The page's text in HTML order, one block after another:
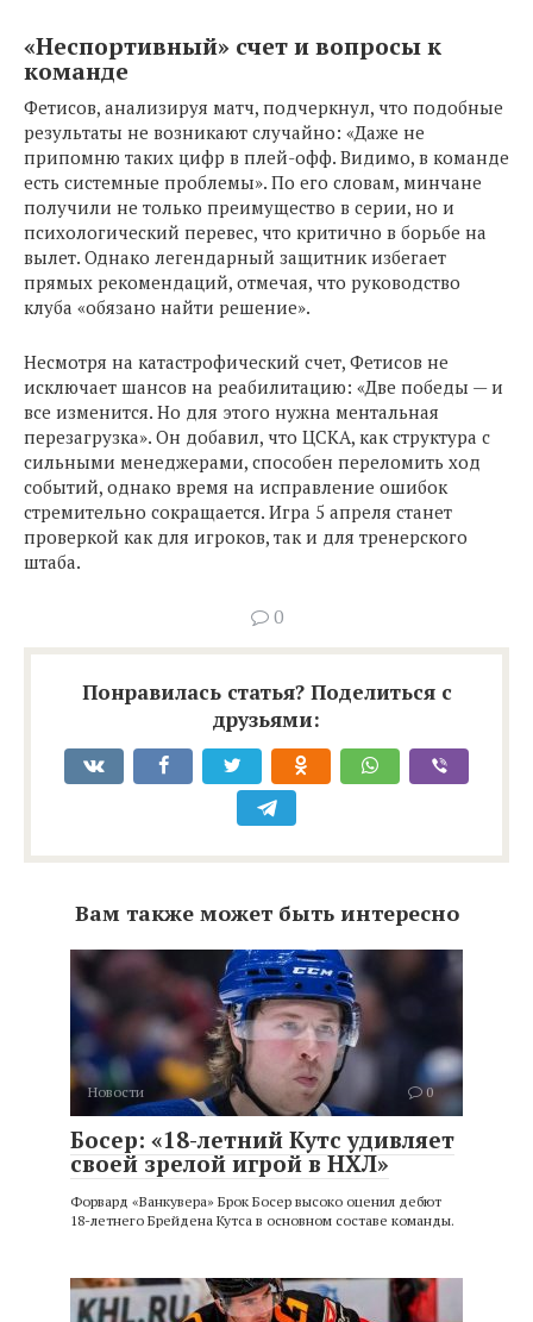
«Неспортивный» счет и вопросы к
команде
Фетисов, анализируя матч, подчеркнул, что подобные
результаты не возникают случайно: «Даже не
припомню таких цифр в плей-офф. Видимо, в команде
есть системные проблемы». По его словам, минчане
получили не только преимущество в серии, но и
психологический перевес, что критично в борьбе на
вылет. Однако легендарный защитник избегает
прямых рекомендаций, отмечая, что руководство
клуба «обязано найти решение».
Несмотря на катастрофический счет, Фетисов не
исключает шансов на реабилитацию: «Две победы — и
все изменится. Но для этого нужна ментальная
перезагрузка». Он добавил, что ЦСКА, как структура с
сильными менеджерами, способен переломить ход
событий, однако время на исправление ошибок
стремительно сокращается. Игра 5 апреля станет
проверкой как для игроков, так и для тренерского
штаба.
0
Понравилась статья? Поделиться с
друзьями:
Вам также может быть интересно
Новости 0
Босер: «18-летний Кутс удивляет
своей зрелой игрой в НХЛ»
Форвард «Ванкувера» Брок Босер высоко оценил дебют
18-летнего Брейдена Кутса в основном составе команды.